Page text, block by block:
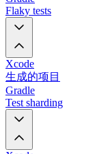
Flaky tests
Xcode
生成的项目
Gradle
Test sharding